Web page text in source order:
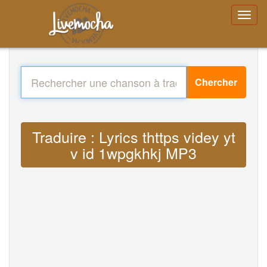
Chercher
Traduire : Lyrics thttps videy yt
v id 1wpgkhkj MP3